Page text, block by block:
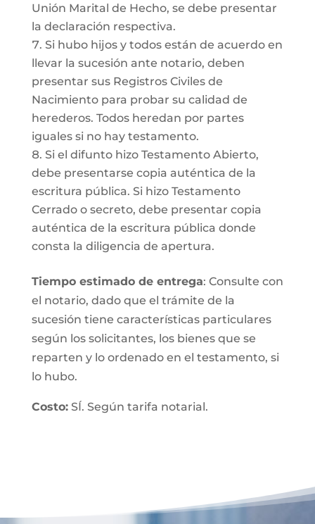
Unión Marital de Hecho, se debe presentar
la declaración respectiva.
Si hubo hijos y todos están de acuerdo en
llevar la sucesión ante notario, deben
presentar sus Registros Civiles de
Nacimiento para probar su calidad de
herederos. Todos heredan por partes
iguales si no hay testamento.
Si el difunto hizo Testamento Abierto,
debe presentarse copia auténtica de la
escritura pública. Si hizo Testamento
Cerrado o secreto, debe presentar copia
auténtica de la escritura pública donde
consta la diligencia de apertura.
Tiempo estimado de entrega: Consulte con
el notario, dado que el trámite de la
sucesión tiene características particulares
según los solicitantes, los bienes que se
reparten y lo ordenado en el testamento, si
lo hubo.
Costo:SÍ. Según tarifa notarial.